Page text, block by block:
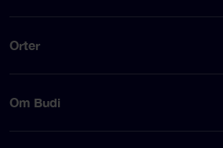
Orter
Om Budi